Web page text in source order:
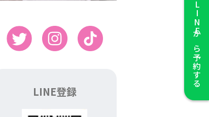
LINE
から予約する
LINE登録